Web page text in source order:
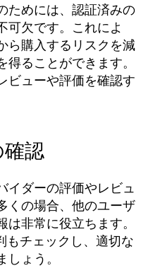
ためには、認証済みの
可欠です。これによ
ら購入するリスクを減
ることができます。
ビューや評価を確認す
認
イダーの評価やレビュ
くの場合、他のユーザ
非常に役立ちます。
もチェックし、適切な
ょう。